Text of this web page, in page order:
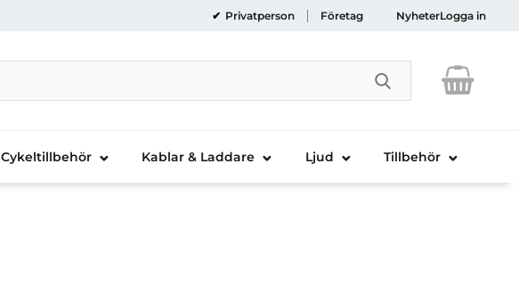
Privatperson Företag NyheterLogga in
Genomför
Cykeltillbehör Kablar & Laddare Ljud Tillbehör